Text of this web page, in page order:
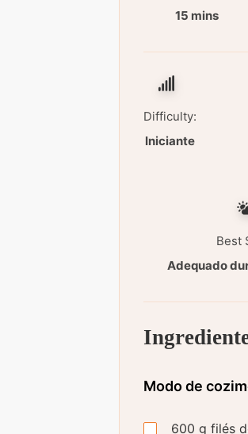
15 mins
Difficulty:
Iniciante
Best
Adequado
Modo de
600 g filés